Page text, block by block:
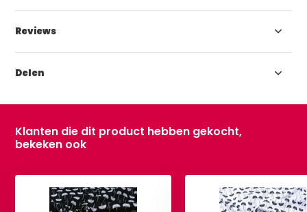
Reviews
Delen
Klanten die dit product hebben gekocht,
bekeken ook